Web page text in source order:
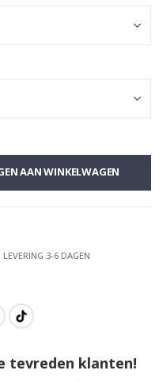
AAN WINKELWAGEN
LEVERING 3-6 DAGEN
tevreden klanten!